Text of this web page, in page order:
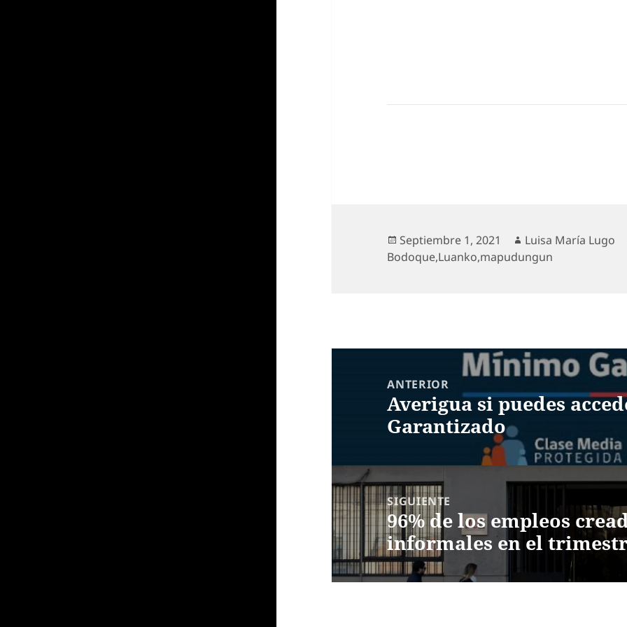
Publicado
el
Septiembre 1, 2021 Autor
Luisa María Lugo
Bodoque,Luanko,mapudungun
entradas
ANTERIOR
Entrada
anterior:
Averigua si puedes
Garantizado
SIGUIENTE
Entrada
siguiente:
96% de los empleos
informales en el